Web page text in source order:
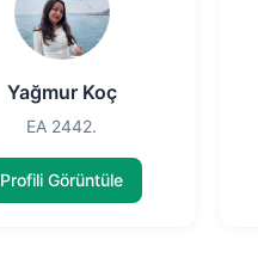
Yağmur Koç
EA 2442.
Profili Görüntüle